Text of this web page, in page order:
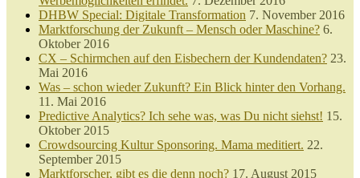
DHBW Special: Digitale Transformation 7. November 2016
Marktforschung der Zukunft – Mensch oder Maschine? 6.
Oktober 2016
CX – Schirmchen auf den Eisbechern der Kundendaten? 23.
Mai 2016
Was – schon wieder Zukunft? Ein Blick hinter den Vorhang.
11. Mai 2016
Predictive Analytics? Ich sehe was, was Du nicht siehst! 15.
Oktober 2015
Crowdsourcing Kultur Sponsoring. Mama meditiert. 22.
September 2015
Marktforscher, gibt es die denn noch? 17. August 2015